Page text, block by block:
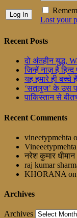
Lost your
Recent Posts
दो अंतहीन युद्ध,
जिन्हें नाज़ है
यह हमारे ही
‘सतलुज’ के उस
पाकिस्तान से
Recent Comments
vineetypmehta
Vineeetypmehta
नरेश कुमार धीमान
raj kumar
KHORANA on
Archives
Archives